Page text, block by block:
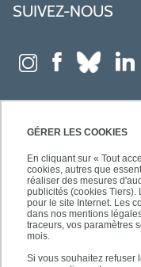
GÉRER LES COOKIES
En cliquant sur « Tout
cookies, autres que
réaliser des mesures
publicités (cookies Tiers).
pour le site Internet. Les
dans nos mentions
traceurs, vos paramètres
mois.
Si vous souhaitez refuser
SUIVEZ-NOUS